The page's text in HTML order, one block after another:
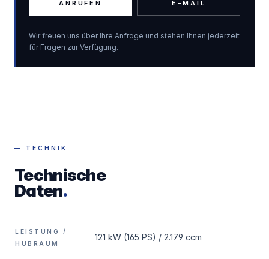
ANRUFEN E-MAIL
Wir freuen uns über Ihre Anfrage und stehen Ihnen jederzeit
für Fragen zur Verfügung.
— TECHNIK
Technische
Daten.
LEISTUNG /
HUBRAUM
121 kW (165 PS) / 2.179 ccm